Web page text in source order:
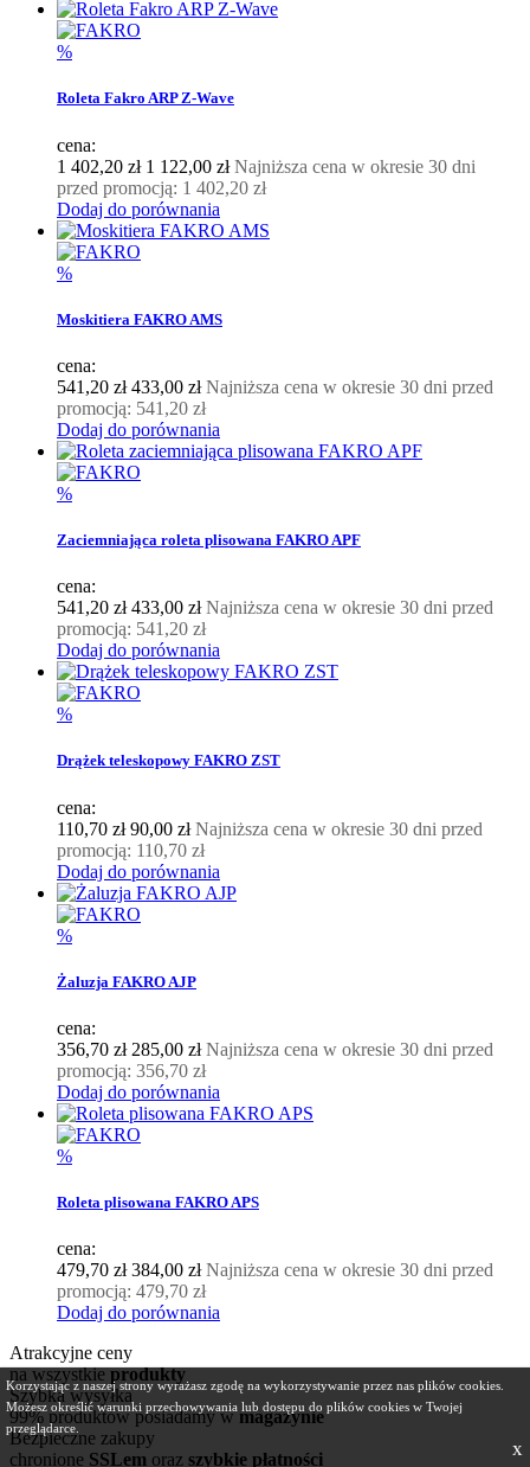
%
Roleta Fakro ARP Z-Wave
cena:
1 402,20 zł 1 122,00 złNajniższa cena w okresie 30 dni
przed promocją: 1 402,20 zł
Dodaj do porównania
%
Moskitiera FAKRO AMS
cena:
541,20 zł433,00 złNajniższa cena w okresie 30 dni przed
promocją: 541,20 zł
Dodaj do porównania
%
Zaciemniająca roleta plisowana FAKRO APF
cena:
541,20 zł433,00 złNajniższa cena w okresie 30 dni przed
promocją: 541,20 zł
Dodaj do porównania
%
Drążek teleskopowy FAKRO ZST
cena:
110,70 zł90,00 złNajniższa cena w okresie 30 dni przed
promocją: 110,70 zł
Dodaj do porównania
%
Żaluzja FAKRO AJP
cena:
356,70 zł 285,00 złNajniższa cena w okresie 30 dni przed
promocją: 356,70 zł
Dodaj do porównania
%
Roleta plisowana FAKRO APS
cena:
479,70 zł384,00 złNajniższa cena w okresie 30 dni przed
promocją: 479,70 zł
Dodaj do porównania
Atrakcyjne ceny
na wszystkieprodukty
Szybka wysyłka
99% produktów posiadamy wmagazynie
Bezpieczne zakupy
chronione SSLem oraz szybkie płatności
Korzystając z naszej strony wyrażasz zgodę na wykorzystywanie przez nas plików cookies.
Możesz określić warunki przechowywania lub dostępu do plików cookies w Twojej
przeglądarce.
x